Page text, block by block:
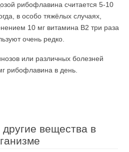
рибофлавина считается 5-10
в особо тяжёлых случаях,
10 мг витамина В2 три раза
очень редко.
или различных болезней
рибофлавина в день.
вещества в